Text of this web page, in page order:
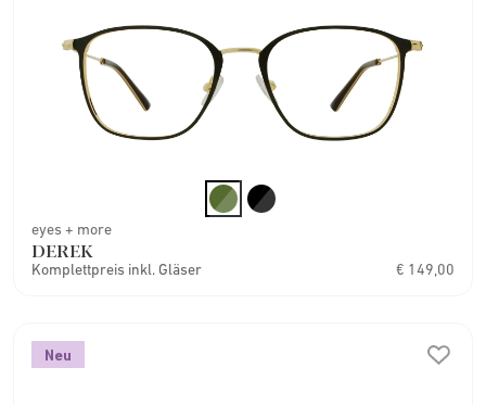
eyes + more
DEREK
Komplettpreis inkl. Gläser € 149,00
Neu